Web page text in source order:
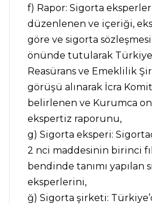
f) Rapor: Sigorta
düzenlenen ve içeriği,
göre ve sigorta
önünde tutularak
Reasürans ve Emeklilik
görüşü alınarak İcra
belirlenen ve Kurumca
ekspertiz raporunu,
g) Sigorta eksperi:
2 nci maddesinin birinci
bendinde tanımı yapılan
eksperlerini,
ğ) Sigorta şirketi: